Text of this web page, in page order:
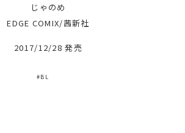
じゃのめ
EDGE COMIX/茜新社
2017/12/28 発売
#BL